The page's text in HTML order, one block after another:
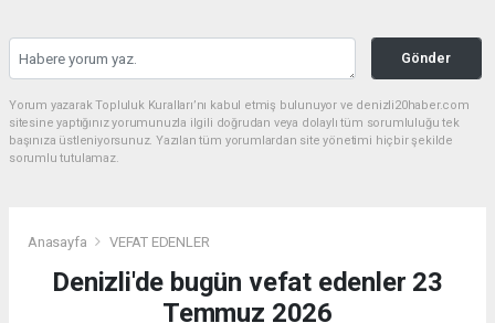
Gönder
Yorum yazarak Topluluk Kuralları’nı kabul etmiş bulunuyor ve denizli20haber.com
sitesine yaptığınız yorumunuzla ilgili doğrudan veya dolaylı tüm sorumluluğu tek
başınıza üstleniyorsunuz. Yazılan tüm yorumlardan site yönetimi hiçbir şekilde
sorumlu tutulamaz.
Anasayfa VEFAT EDENLER
Denizli'de bugün vefat edenler 23
Temmuz 2026